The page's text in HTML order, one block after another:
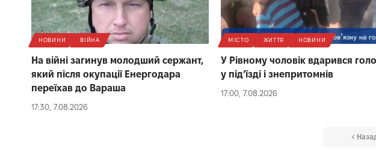
НОВИНИ ВІЙНА
На війні загинув молодший сержант,
який після окупації Енергодара
переїхав до Вараша
17:30, 7.08.2026
МІСТО ЖИТТЯ НОВИНИ
У Рівному чоловік вдарився
у під’їзді і знепритомнів
17:00, 7.08.2026